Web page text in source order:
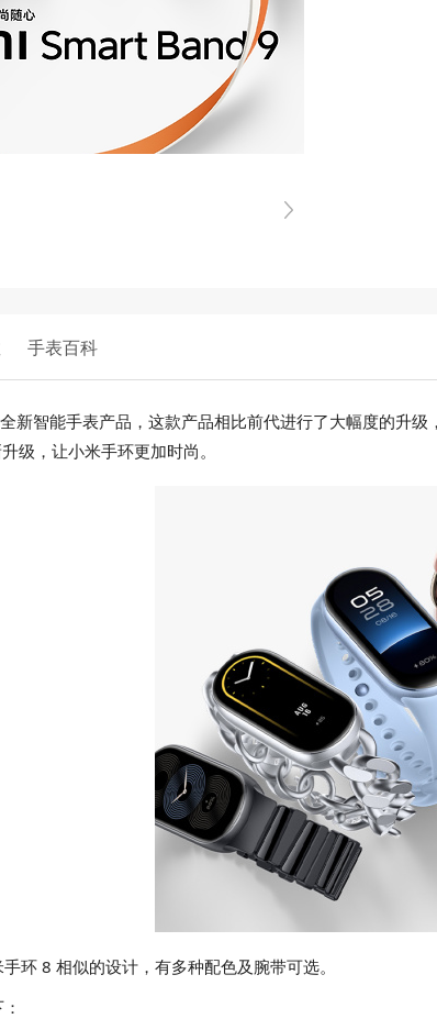
手表百科
新智能手表产品，这款产品相比前代进行了大幅度的升
级，让小米手环更加时尚。
环 8 相似的设计，有多种配色及腕带可选。